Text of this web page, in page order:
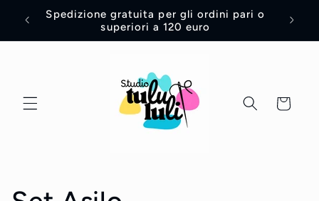
direttamente
Spedizione gratuita per gli ordini pari o
superiori a 120 euro
tuo
Carrello